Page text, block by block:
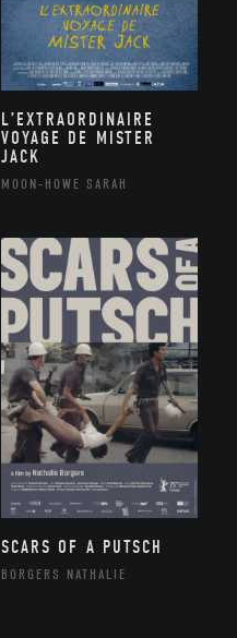
L’EXTRAORDINAIRE
VOYAGE DE MISTER
JACK
MOON-HOWE SARAH
SCARS OF A PUTSCH
BORGERS NATHALIE